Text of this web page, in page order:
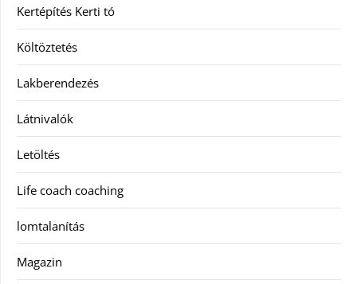
Kertépítés Kerti tó
Költöztetés
Lakberendezés
Látnivalók
Letöltés
Life coach coaching
lomtalanítás
Magazin